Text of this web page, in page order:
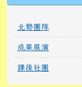
北勢團隊
成果展演
課後社團